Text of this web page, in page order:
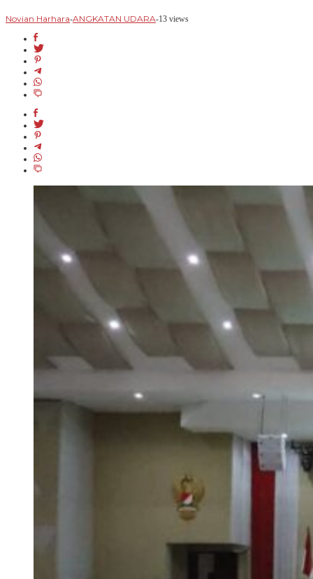
Novian Harhara-ANGKATAN UDARA-13 views